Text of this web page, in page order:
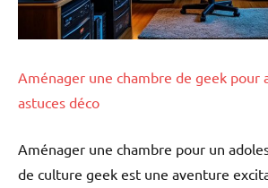
Aménager une chambre de geek pour
astuces déco
Aménager une chambre pour un
de culture geek est une aventure